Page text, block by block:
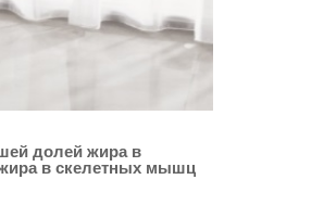
долей жира в
в скелетных мышц